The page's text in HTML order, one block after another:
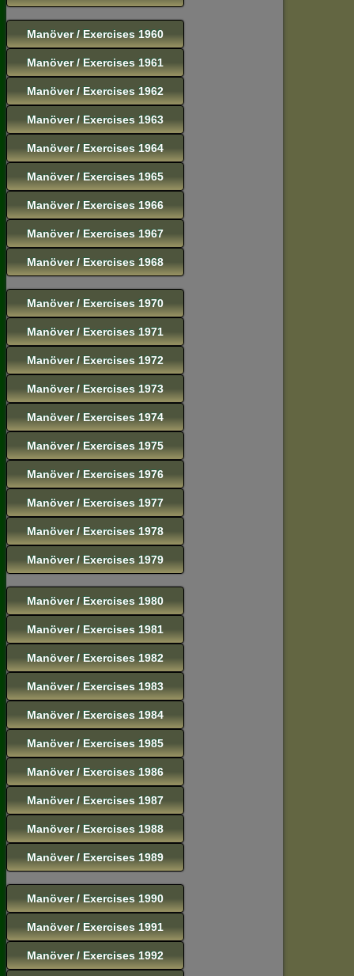
Manöver / Exercises 1960
Manöver / Exercises 1961
Manöver / Exercises 1962
Manöver / Exercises 1963
Manöver / Exercises 1964
Manöver / Exercises 1965
Manöver / Exercises 1966
Manöver / Exercises 1967
Manöver / Exercises 1968
Manöver / Exercises 1970
Manöver / Exercises 1971
Manöver / Exercises 1972
Manöver / Exercises 1973
Manöver / Exercises 1974
Manöver / Exercises 1975
Manöver / Exercises 1976
Manöver / Exercises 1977
Manöver / Exercises 1978
Manöver / Exercises 1979
Manöver / Exercises 1980
Manöver / Exercises 1981
Manöver / Exercises 1982
Manöver / Exercises 1983
Manöver / Exercises 1984
Manöver / Exercises 1985
Manöver / Exercises 1986
Manöver / Exercises 1987
Manöver / Exercises 1988
Manöver / Exercises 1989
Manöver / Exercises 1990
Manöver / Exercises 1991
Manöver / Exercises 1992